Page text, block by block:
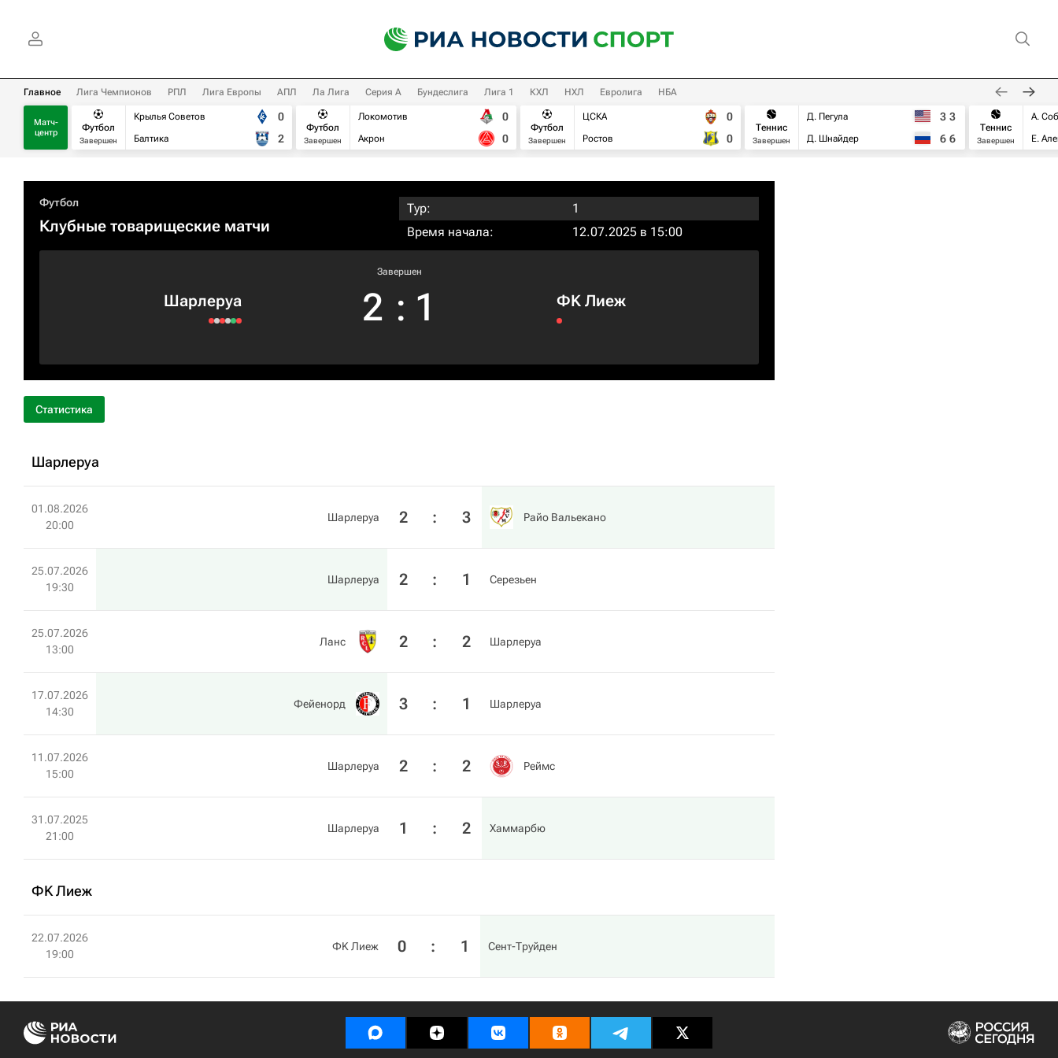
Главное Лига Чемпионов РПЛ Лига Европы АПЛ Ла Лига Серия А Бундеслига Лига 1 КХЛ НХЛ Евролига НБА
Матч-
центр
Футбол
Завершен
Крылья Советов
Балтика
0
2
Футбол
Завершен
Локомотив
Акрон
0
0
Футбол
Завершен
ЦСКА
Ростов
0
0
Теннис
Завершен
Д. Пегула
Д. Шнайдер
3 3
6 6
Теннис
Завершен
А.
Е.
Футбол
Клубные товарищеские матчи
Тур:
1
Время начала:
12.07.2025 в 15:00
Шарлеруа
Завершен
2 : 1 ФK Лиеж
Статистика
Шарлеруа
01.08.2026
20:00
Шарлеруа 2 : 3 Райо Вальекано
25.07.2026
19:30
Шарлеруа 2 : 1 Серезьен
25.07.2026
13:00
Ланс 2 : 2 Шарлеруа
17.07.2026
14:30
Фейенорд 3 : 1 Шарлеруа
11.07.2026
15:00
Шарлеруа 2 : 2 Реймс
31.07.2025
21:00
Шарлеруа 1 : 2 Хаммарбю
ФK Лиеж
22.07.2026
19:00
ФK Лиеж 0 : 1 Сент-Труйден